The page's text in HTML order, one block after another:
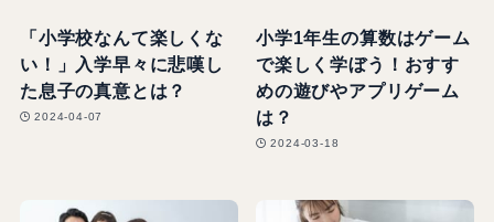
「小学校なんて楽しくな
い！」入学早々に悲嘆し
た息子の真意とは？
2024-04-07
小学1年生の算数はゲーム
で楽しく学ぼう！おすす
めの遊びやアプリゲーム
は？
2024-03-18